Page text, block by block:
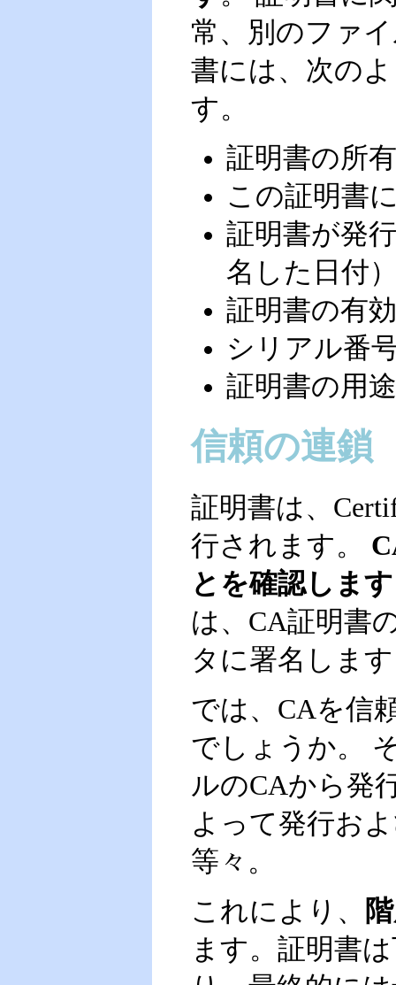
常、別のファ
書には、次の
す。
証明書の所
この証明書
証明書が発
名した日付
証明書の有
シリアル番
証明書の用
信頼の連鎖
証明書は、
行されます。
とを確認しま
は、CA証明書
タに署名しま
では、CAを信
でしょうか。
ルのCAから発
よって発行お
等々。
これにより、
ます。証明書